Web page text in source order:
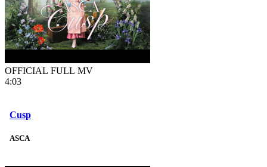
OFFICIAL FULL MV
4:03
Cusp
ASCA